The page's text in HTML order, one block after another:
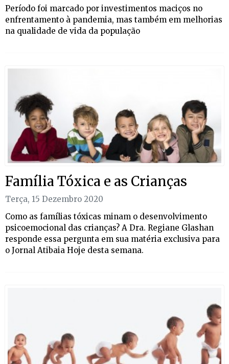
Período foi marcado por investimentos maciços no
enfrentamento à pandemia, mas também em melhorias
na qualidade de vida da população
Família Tóxica e as Crianças
Terça, 15 Dezembro 2020
Como as famílias tóxicas minam o desenvolvimento
psicoemocional das crianças? A Dra. Regiane Glashan
responde essa pergunta em sua matéria exclusiva para
o Jornal Atibaia Hoje desta semana.